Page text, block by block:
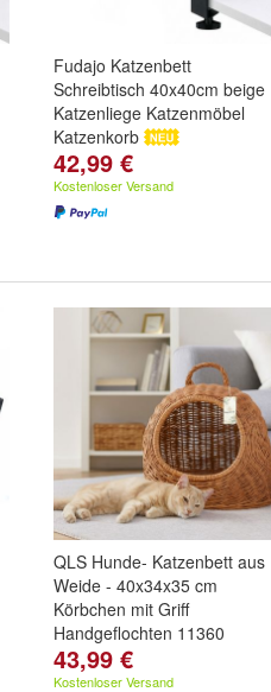
Fudajo Katzenbett
Schreibtisch 40x40cm beige
Katzenliege Katzenmöbel
Katzenkorb
42,99 €
Kostenloser Versand
QLS Hunde- Katzenbett aus
Weide - 40x34x35 cm
Körbchen mit Griff
Handgeflochten 11360
43,99 €
Kostenloser Versand